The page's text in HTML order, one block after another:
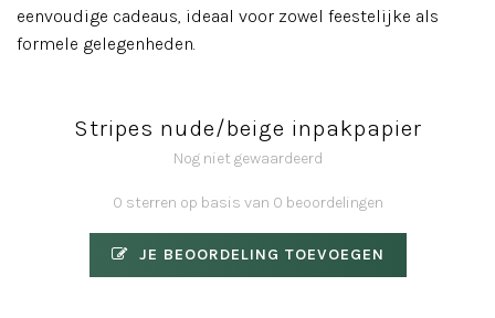
eenvoudige cadeaus, ideaal voor zowel feestelijke als
formele gelegenheden.
Stripes nude/beige inpakpapier
Nog niet gewaardeerd
0 sterren op basis van 0 beoordelingen
JE BEOORDELING TOEVOEGEN